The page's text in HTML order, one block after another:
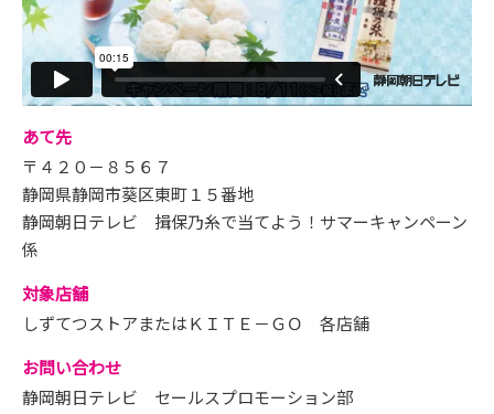
あて先
〒４２０－８５６７
静岡県静岡市葵区東町１５番地
静岡朝日テレビ 揖保乃糸で当てよう！サマーキャンペーン
係
対象店舗
しずてつストアまたはＫＩＴＥ－ＧＯ 各店舗
お問い合わせ
静岡朝日テレビ セールスプロモーション部